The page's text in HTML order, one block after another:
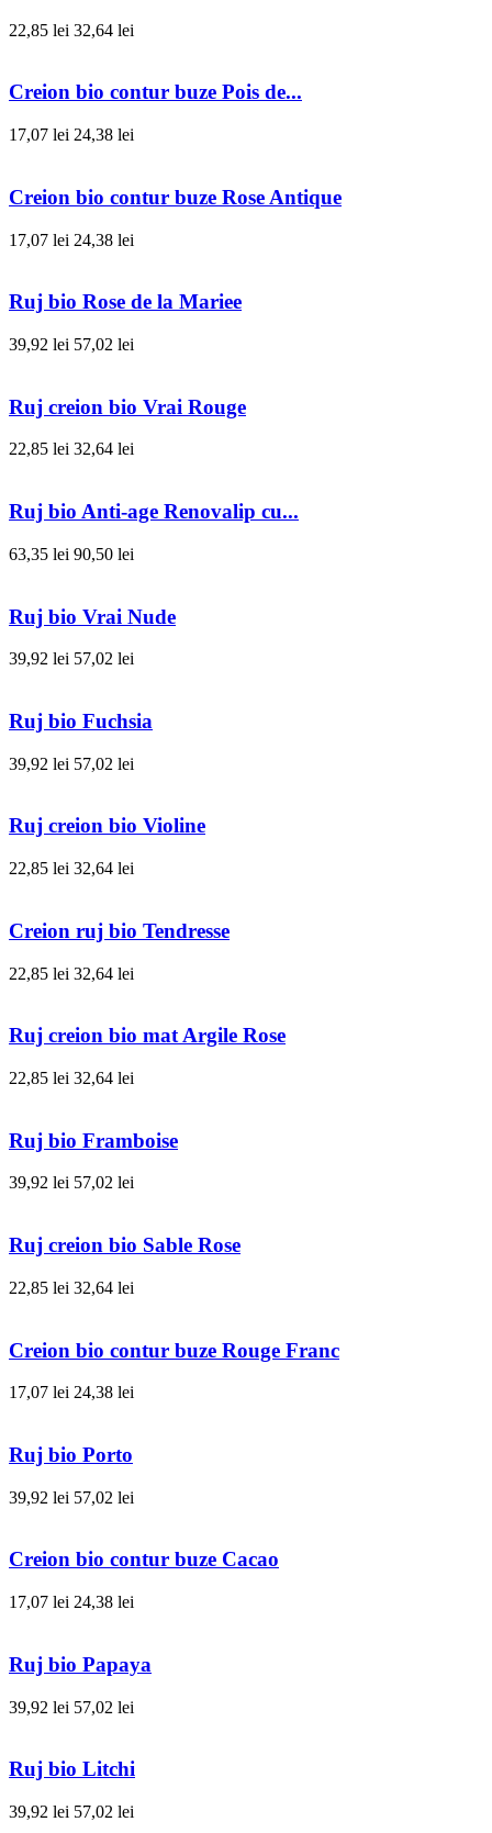
22,85 lei 32,64 lei
Creion bio contur buze Pois de...
17,07 lei 24,38 lei
Creion bio contur buze Rose Antique
17,07 lei 24,38 lei
Ruj bio Rose de la Mariee
39,92 lei 57,02 lei
Ruj creion bio Vrai Rouge
22,85 lei 32,64 lei
Ruj bio Anti-age Renovalip cu...
63,35 lei 90,50 lei
Ruj bio Vrai Nude
39,92 lei 57,02 lei
Ruj bio Fuchsia
39,92 lei 57,02 lei
Ruj creion bio Violine
22,85 lei 32,64 lei
Creion ruj bio Tendresse
22,85 lei 32,64 lei
Ruj creion bio mat Argile Rose
22,85 lei 32,64 lei
Ruj bio Framboise
39,92 lei 57,02 lei
Ruj creion bio Sable Rose
22,85 lei 32,64 lei
Creion bio contur buze Rouge Franc
17,07 lei 24,38 lei
Ruj bio Porto
39,92 lei 57,02 lei
Creion bio contur buze Cacao
17,07 lei 24,38 lei
Ruj bio Papaya
39,92 lei 57,02 lei
Ruj bio Litchi
39,92 lei 57,02 lei